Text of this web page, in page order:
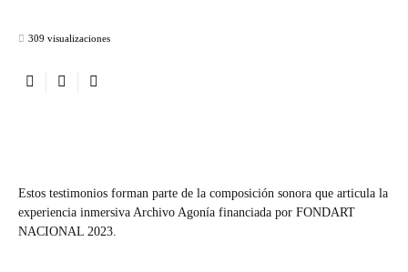
309 visualizaciones
Estos testimonios forman parte de la composición sonora que articula la
experiencia inmersiva Archivo Agonía financiada por FONDART
NACIONAL 2023.